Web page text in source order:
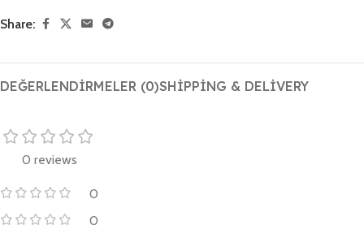
Share:
DEĞERLENDIRMELER (0)SHIPPING & DELIVERY
0 reviews
0
0